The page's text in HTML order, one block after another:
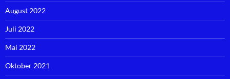
August 2022
Juli 2022
Mai 2022
Oktober 2021